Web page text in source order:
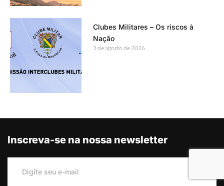
Clubes Militares – Os riscos à
Nação
3 de agosto de 2026
Inscreva-se na nossa newsletter